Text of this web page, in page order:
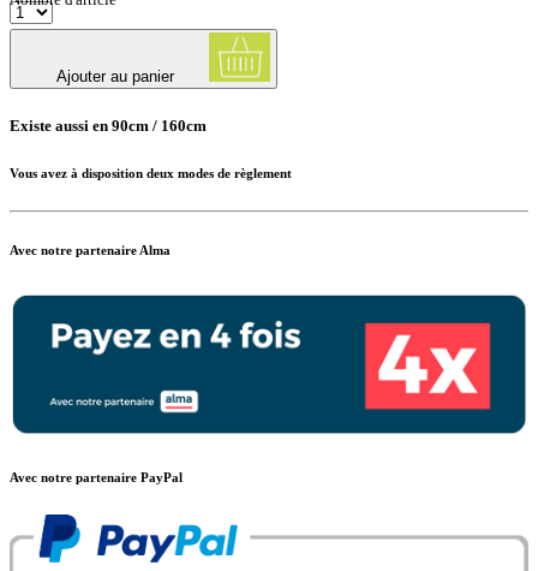
Ajouter au panier
Existe aussi en 90cm / 160cm
Vous avez à disposition deux modes de règlement
Avec notre partenaire Alma
Avec notre partenaire PayPal